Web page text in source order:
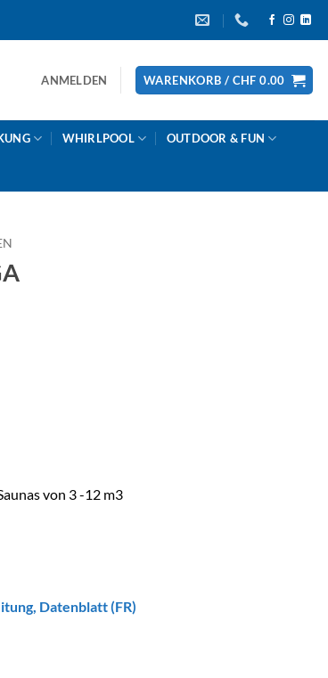
ANMELDEN WARENKORB / CHF 0.00
WHIRLPOOL OUTDOOR & FUN
von 3 -12 m3
, Datenblatt (FR)